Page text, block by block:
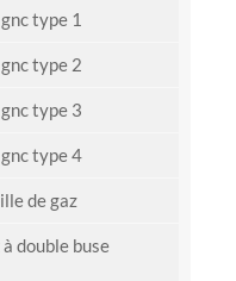
type 1
type 2
type 3
type 4
de gaz
double buse